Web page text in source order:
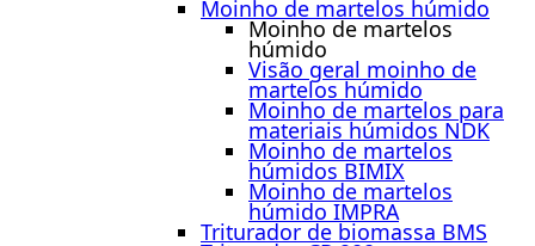
Moinho de martelos húmido
Moinho de martelos
húmido
Visão geral moinho de
martelos húmido
Moinho de martelos para
materiais húmidos NDK
Moinho de martelos
húmidos BIMIX
Moinho de martelos
húmido IMPRA
Triturador de biomassa BMS